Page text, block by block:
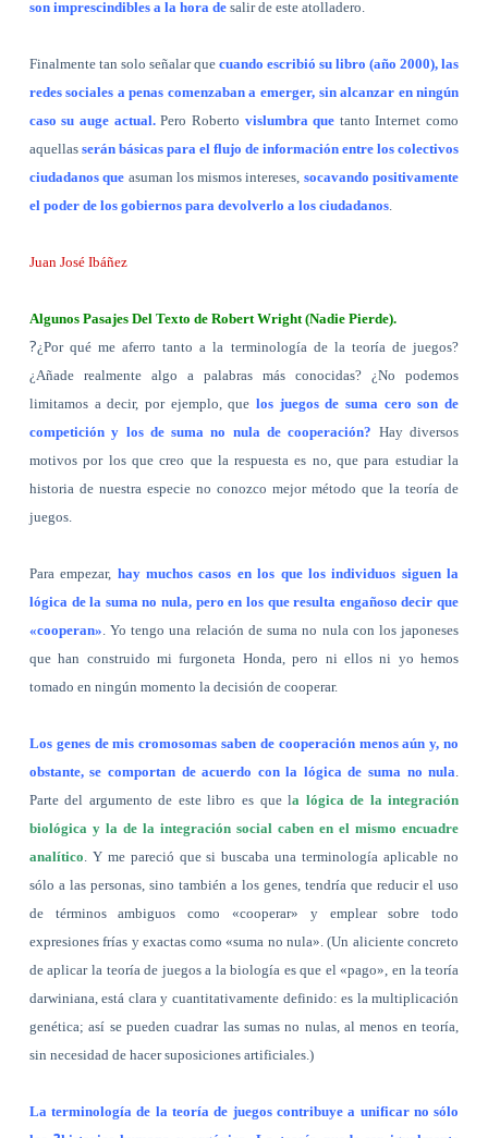
son imprescindibles a la hora de salir de este atolladero.
Finalmente tan solo señalar que cuando escribió su libro (año 2000), las
redes sociales a penas comenzaban a emerger, sin alcanzar en ningún
caso su auge actual.Pero Roberto vislumbra que tanto Internet como
aquellas serán básicas para el flujo de información entre los colectivos
ciudadanos que asuman los mismos intereses, socavando positivamente
el poder de los gobiernos para devolverlo a los ciudadanos.
Juan José Ibáñez
Algunos Pasajes Del Texto de Robert Wright (Nadie Pierde).
?¿Por qué me aferro tanto a la terminología de la teoría de juegos?
¿Añade realmente algo a palabras más conocidas? ¿No podemos
limitamos a decir, por ejemplo, que los juegos de suma cero son de
competición y los de suma no nula de cooperación? Hay diversos
motivos por los que creo que la respuesta es no, que para estudiar la
historia de nuestra especie no conozco mejor método que la teoría de
juegos.
Para empezar, hay muchos casos en los que los individuos siguen la
lógica de la suma no nula, pero en los que resulta engañoso decir que
«cooperan» . Yo tengo una relación de suma no nula con los japoneses
que han construido mi furgoneta Honda, pero ni ellos ni yo hemos
tomado en ningún momento la decisión de cooperar.
Los genes de mis cromosomas saben de cooperación menos aún y, no
obstante, se comportan de acuerdo con la lógica de suma no nula
Parte del argumento de este libro es que la lógica de la integración
biológica y la de la integración social caben en el mismo encuadre
analítico . Y me pareció que si buscaba una terminología aplicable no
sólo a las personas, sino también a los genes, tendría que reducir el uso
de términos ambiguos como «cooperar» y emplear sobre todo
expresiones frías y exactas como «suma no nula». (Un aliciente concreto
de aplicar la teoría de juegos a la biología es que el «pago», en la teoría
darwiniana, está clara y cuantitativamente definido: es la multiplicación
genética; así se pueden cuadrar las sumas no nulas, al menos en teoría,
sin necesidad de hacer suposiciones artificiales.)
La terminología de la teoría de juegos contribuye a unificar no sólo